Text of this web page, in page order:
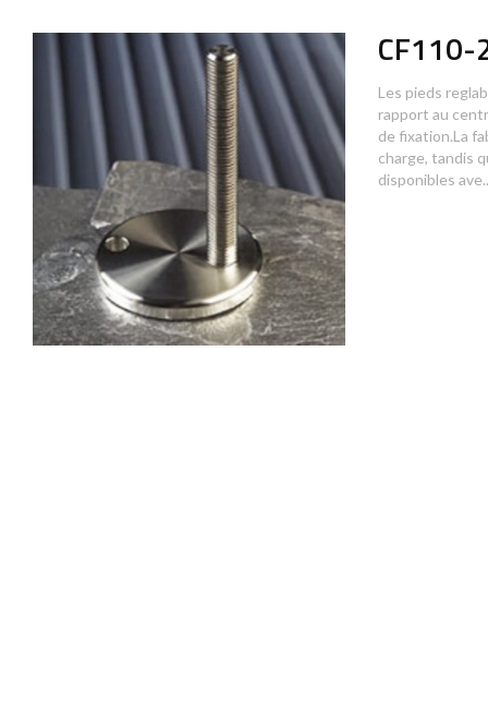
CF110-
Les pieds
rapport au
de fixation.La
charge, tandis
disponibles